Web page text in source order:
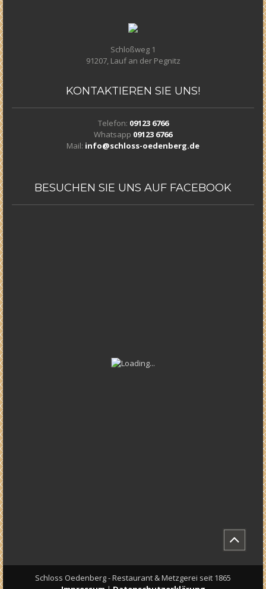
Schloßweg 1
91207, Lauf an der Pegnitz
KONTAKTIEREN SIE UNS!
Telefon: 09123 6766
Whatsapp 09123 6766
Mail: info@schloss-oedenberg.de
BESUCHEN SIE UNS AUF FACEBOOK
Schloss Oedenberg - Restaurant & Metzgerei seit 1865